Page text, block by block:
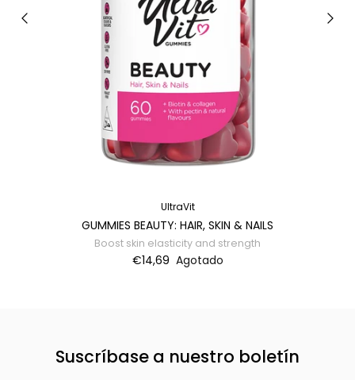
UltraVit
GUMMIES BEAUTY: HAIR, SKIN & NAILS
Boost skin elasticity and strength
€14,69 Agotado
Suscríbase a nuestro boletín